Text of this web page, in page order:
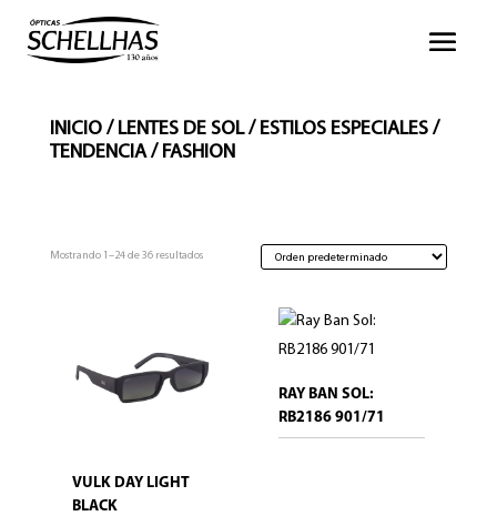
INICIO/ LENTES DE SOL/ ESTILOS ESPECIALES/
TENDENCIA / FASHION
Mostrando 1–24 de 36 resultados
VULK DAY LIGHT
BLACK
RAY BAN SOL:
RB2186 901/71